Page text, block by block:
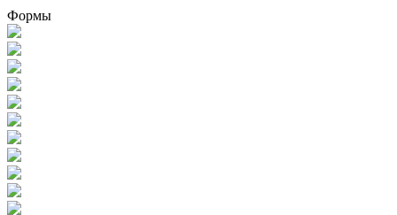
Формы